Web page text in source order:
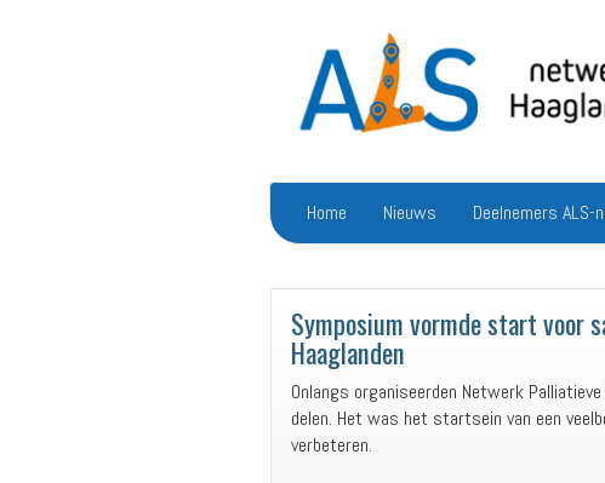
Home Nieuws Deelnemers
Symposium vormde start voor
Haaglanden
Onlangs organiseerden Netwerk
delen. Het was het startsein van een
verbeteren.